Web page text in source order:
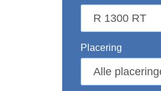
Placering